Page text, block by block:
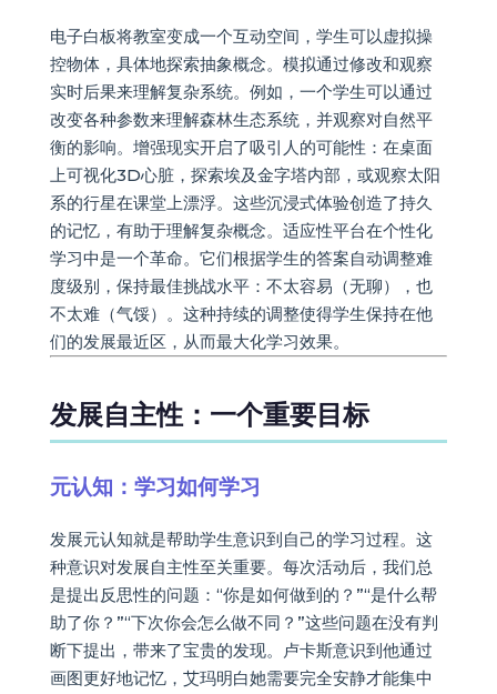
电子白板将教室变成一个互动空间，学生可以虚拟操
控物体，具体地探索抽象概念。模拟通过修改和观察
实时后果来理解复杂系统。例如，一个学生可以通过
改变各种参数来理解森林生态系统，并观察对自然平
衡的影响。增强现实开启了吸引人的可能性：在桌面
上可视化3D心脏，探索埃及金字塔内部，或观察太阳
系的行星在课堂上漂浮。这些沉浸式体验创造了持久
的记忆，有助于理解复杂概念。适应性平台在个性化
学习中是一个革命。它们根据学生的答案自动调整难
度级别，保持最佳挑战水平：不太容易（无聊），也
不太难（气馁）。这种持续的调整使得学生保持在他
们的发展最近区，从而最大化学习效果。
发展自主性：一个重要目标
元认知：学习如何学习
发展元认知就是帮助学生意识到自己的学习过程。这
种意识对发展自主性至关重要。每次活动后，我们总
是提出反思性的问题：“你是如何做到的？”“是什么帮
助了你？”“下次你会怎么做不同？”这些问题在没有判
断下提出，带来了宝贵的发现。卢卡斯意识到他通过
画图更好地记忆，艾玛明白她需要完全安静才能集中